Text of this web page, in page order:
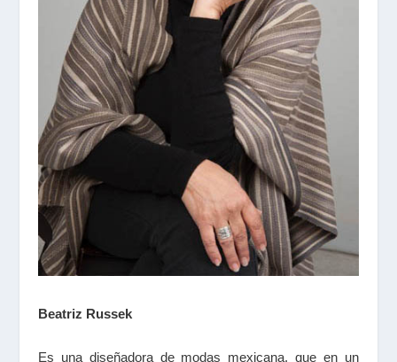
Beatriz Russek
Es una diseñadora de modas mexicana, que en un